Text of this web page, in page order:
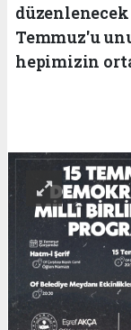
Temmuz'u
hepimizin